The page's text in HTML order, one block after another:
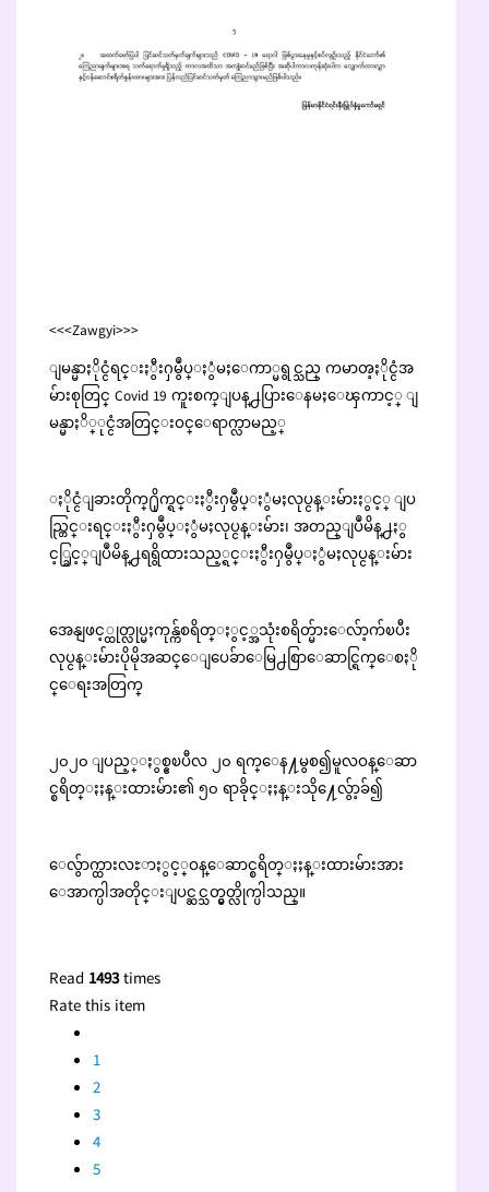
<<<Zawgyi>>>
ျမန္မာႏိုင္ငံရင္းႏွီးႁမွဳပ္ႏွံမႈေကာ္မရွင္သည္ ကမာၻ့ႏိုင္ငံအ
မ်ားစုတြင္ Covid 19 ကူးစက္ျပန္႕ပြားေနမႈေၾကာင့္ ျ
မန္မာႏိ္ုင္ငံအတြင္းဝင္ေရာက္လာမည့္
ႏိုင္ငံျခားတိုက္႐ိုက္ရင္းႏွီးႁမွဳပ္ႏွံမႈလုပ္ငန္းမ်ားႏွင့္ ျပ
ည္တြင္းရင္းႏွီးႁမွဳပ္ႏွံမႈလုပ္ငန္းမ်ား၊ အတည္ျပဳမိန္႕ႏွ
င့္ခြင့္ျပဳမိန္႕ရရွိထားသည့္ရင္းႏွီးႁမွဳပ္ႏွံမႈလုပ္ငန္းမ်ား
အေနျဖင့္ထုတ္လုပ္မႈကုန္က်စရိတ္ႏွင့္အသုံးစရိတ္မ်ားေလ်ာ့က်ၿပီး
လုပ္ငန္းမ်ားပိုမိုအဆင္ေျပေခ်ာေမြ႕စြာေဆာင္ရြက္ေစႏို
င္ေရးအတြက္
၂၀၂၀ ျပည့္ႏွစ္ဧၿပီလ ၂၀ ရက္ေန႔မွစ၍မူလဝန္ေဆာ
င္စရိတ္ႏႈန္းထားမ်ား၏ ၅၀ ရာခိုင္ႏႈန္းသို႔ေလွ်ာ့ခ်၍
ေလွ်ာက္ထားလႊာႏွင့္ဝန္ေဆာင္စရိတ္ႏႈန္းထားမ်ားအား
ေအာက္ပါအတိုင္းျပင္ဆင္သတ္မွတ္လိုက္ပါသည္။
Read 1493times
Rate this item
1
2
3
4
5